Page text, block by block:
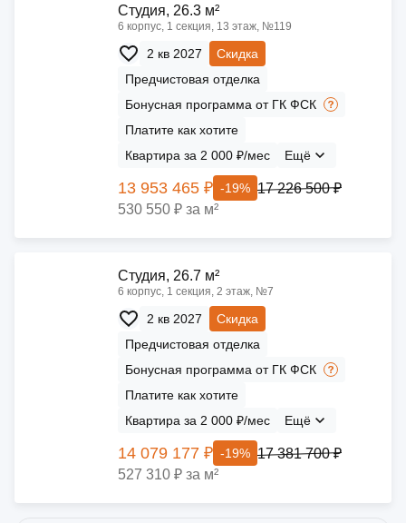
Cтудия, 26.3 м²
6 корпус, 1 секция, 13 этаж, №119
2 кв 2027
Скидка
Предчистовая отделка
Бонусная программа от ГК ФСК
Платите как хотите
Квартира за 2 000 ₽/мес
Ещё
13 953 465 ₽ -19% 17 226 500 ₽
530 550 ₽ за м²
Cтудия, 26.7 м²
6 корпус, 1 секция, 2 этаж, №7
2 кв 2027
Скидка
Предчистовая отделка
Бонусная программа от ГК ФСК
Платите как хотите
Квартира за 2 000 ₽/мес
Ещё
14 079 177 ₽ -19% 17 381 700 ₽
527 310 ₽ за м²